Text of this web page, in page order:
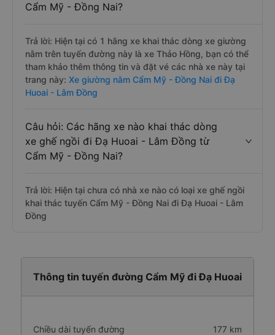
Cẩm Mỹ - Đồng Nai?
Trả lời: Hiện tại có 1 hãng xe khai thác dòng xe giường
nằm trên tuyến đường này là xe Thảo Hồng, bạn có thể
tham khảo thêm thông tin và đặt vé các nhà xe này tại
trang này: Xe giường nằm Cẩm Mỹ - Đồng Nai đi Đạ
Huoai - Lâm Đồng
Câu hỏi: Các hãng xe nào khai thác dòng
xe ghế ngồi đi Đạ Huoai - Lâm Đồng từ
Cẩm Mỹ - Đồng Nai?
Trả lời: Hiện tại chưa có nhà xe nào có loại xe ghế ngồi
khai thác tuyến Cẩm Mỹ - Đồng Nai đi Đạ Huoai - Lâm
Đồng
Thông tin tuyến đường Cẩm Mỹ đi Đạ Huoai
Chiều dài tuyến đường 177 km